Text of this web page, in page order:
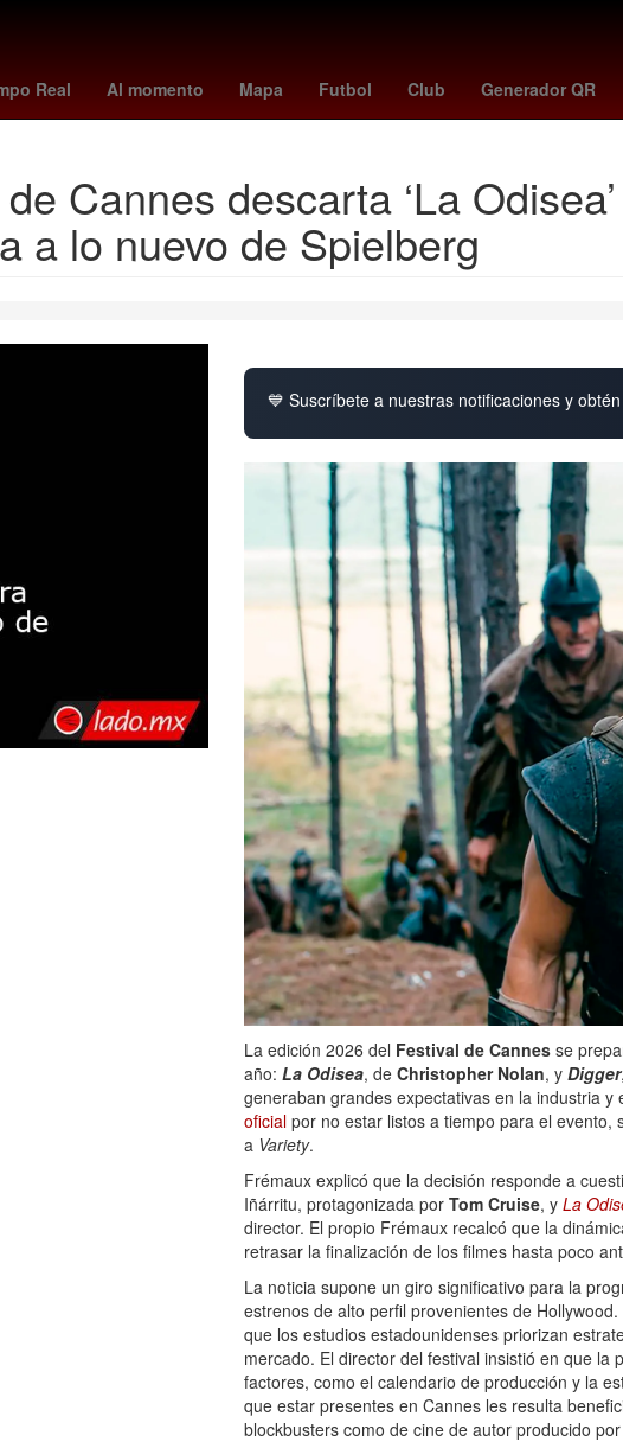
Real Al momento Mapa Futbol Club Generador QR
Brie Larson Argentina jonathan perez chivas Dólar estadounidense
Cannes descarta ‘La
a lo nuevo de Spielberg
💙 Suscríbete a nuestras notificaciones y
La edición 2026 del Festival de Cannes se
año: La Odisea, de Christopher Nolan, y Digger
generaban grandes expectativas en la industria
oficial por no estar listos a tiempo para el evento,
a Variety.
Frémaux explicó que la decisión responde a
Iñárritu, protagonizada por Tom Cruise, y La
director. El propio Frémaux recalcó que la
retrasar la finalización de los filmes hasta poco
La noticia supone un giro significativo para la
estrenos de alto perfil provenientes de
que los estudios estadounidenses priorizan
mercado. El director del festival insistió en que
factores, como el calendario de producción y la
que estar presentes en Cannes les resulta
blockbusters como de cine de autor producido